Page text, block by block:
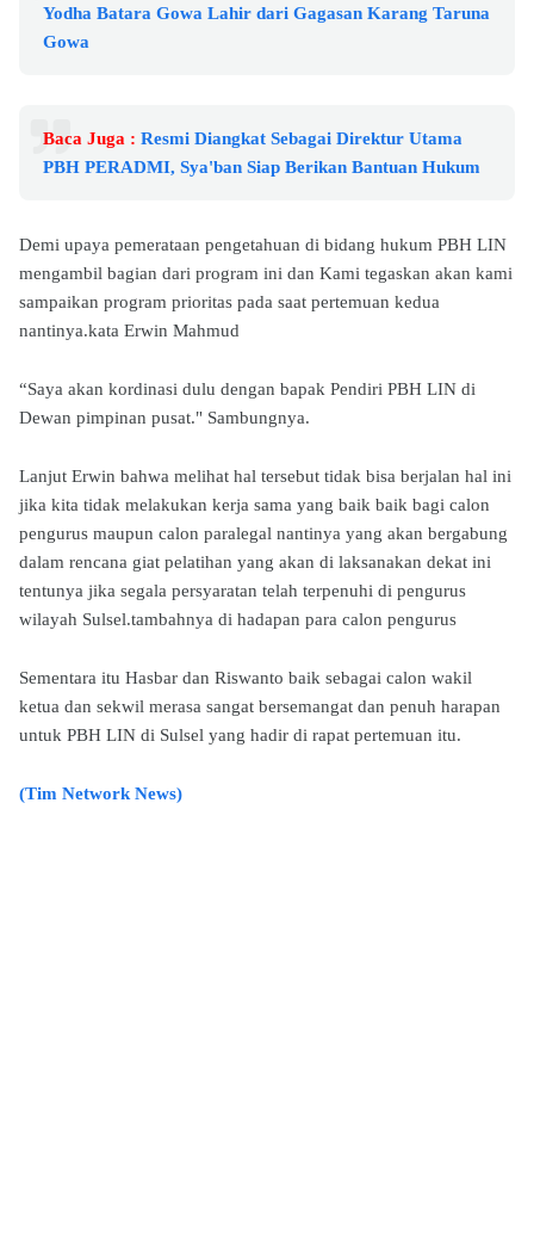
Yodha Batara Gowa Lahir dari Gagasan Karang Taruna
Gowa
Baca Juga : Resmi Diangkat Sebagai Direktur Utama
PBH PERADMI, Sya'ban Siap Berikan Bantuan Hukum
Demi upaya pemerataan pengetahuan di bidang hukum PBH LIN
mengambil bagian dari program ini dan Kami tegaskan akan kami
sampaikan program prioritas pada saat pertemuan kedua
nantinya.kata Erwin Mahmud
“Saya akan kordinasi dulu dengan bapak Pendiri PBH LIN di
Dewan pimpinan pusat." Sambungnya.
Lanjut Erwin bahwa melihat hal tersebut tidak bisa berjalan hal ini
jika kita tidak melakukan kerja sama yang baik baik bagi calon
pengurus maupun calon paralegal nantinya yang akan bergabung
dalam rencana giat pelatihan yang akan di laksanakan dekat ini
tentunya jika segala persyaratan telah terpenuhi di pengurus
wilayah Sulsel.tambahnya di hadapan para calon pengurus
Sementara itu Hasbar dan Riswanto baik sebagai calon wakil
ketua dan sekwil merasa sangat bersemangat dan penuh harapan
untuk PBH LIN di Sulsel yang hadir di rapat pertemuan itu.
(Tim Network News)